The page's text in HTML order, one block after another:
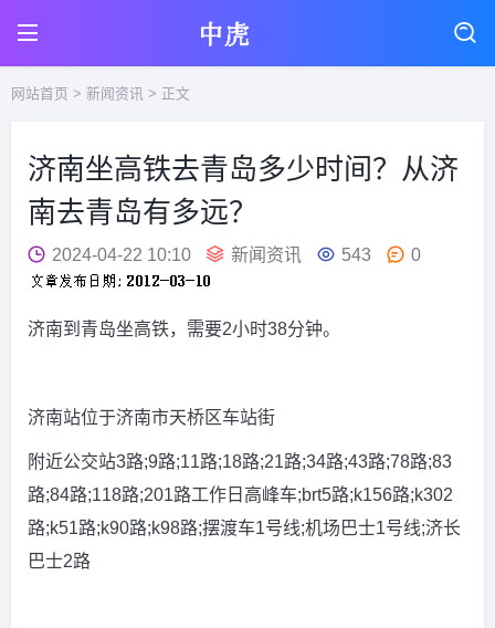
网站首页 > 新闻资讯 > 正文
济南坐高铁去青岛多少时间？从济
南去青岛有多远？
2024-04-22 10:10 新闻资讯 543 0
济南到青岛坐高铁，需要2小时38分钟。
济南站位于济南市天桥区车站街
附近公交站3路;9路;11路;18路;21路;34路;43路;78路;83
路;84路;118路;201路工作日高峰车;brt5路;k156路;k302
路;k51路;k90路;k98路;摆渡车1号线;机场巴士1号线;济长
巴士2路